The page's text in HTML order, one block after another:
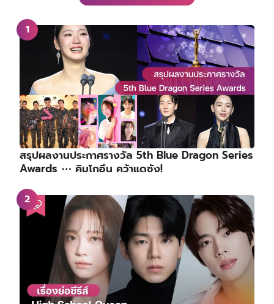
สรุปผลงานประกาศรางวัล 5th Blue Dragon Series
Awards ⋯ คิมโกอึน คว้าแดซัง!